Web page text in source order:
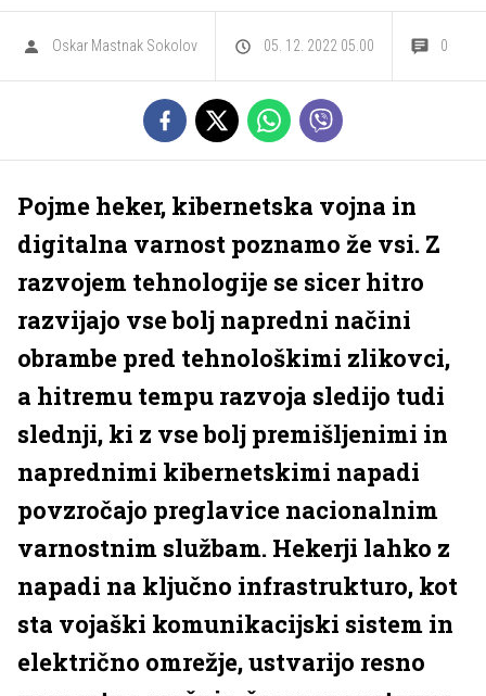
Oskar Mastnak Sokolov 05. 12. 2022 05.00 0
Pojme heker, kibernetska vojna in
digitalna varnost poznamo že vsi. Z
razvojem tehnologije se sicer hitro
razvijajo vse bolj napredni načini
obrambe pred tehnološkimi zlikovci,
a hitremu tempu razvoja sledijo tudi
slednji, ki z vse bolj premišljenimi in
naprednimi kibernetskimi napadi
povzročajo preglavice nacionalnim
varnostnim službam. Hekerji lahko z
napadi na ključno infrastrukturo, kot
sta vojaški komunikacijski sistem in
električno omrežje, ustvarijo resno